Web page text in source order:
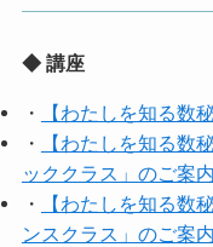
◆ 講座
・
【わたしを知る数秘
・
【わたしを知る数
ッククラス」のご案内
・
【わたしを知る数
ンスクラス」のご案内